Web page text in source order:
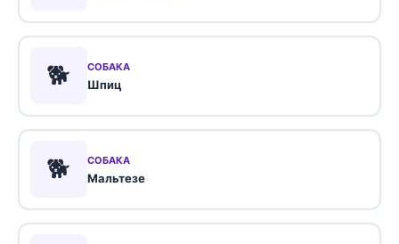
🐕 СОБАКА
Шпиц
🐕 СОБАКА
Мальтезе